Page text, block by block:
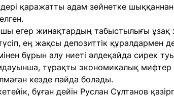
қаражатты адам зейнетке шыққаннан
егер жинақтардың табыстылығы
ең жақсы депозиттік құралдармен
бұрын алу ниеті әлдеқайда сирек
тұрақты экономикалық мифтер
кезде пайда болады.
бұған дейін Руслан Сұлтанов